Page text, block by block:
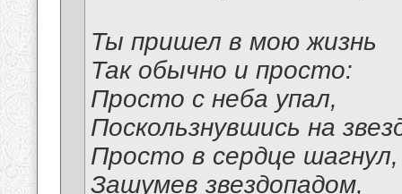
Ты пришел в мою жизнь
Так обычно и просто:
Просто с неба упал,
Поскользнувшись на
Просто в сердце шагнул,
Зашумев звездопадом,